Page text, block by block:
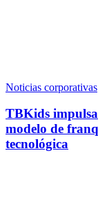
Noticias corporativas
TBKids
modelo de
tecnológica